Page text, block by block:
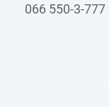
066 550-3-777